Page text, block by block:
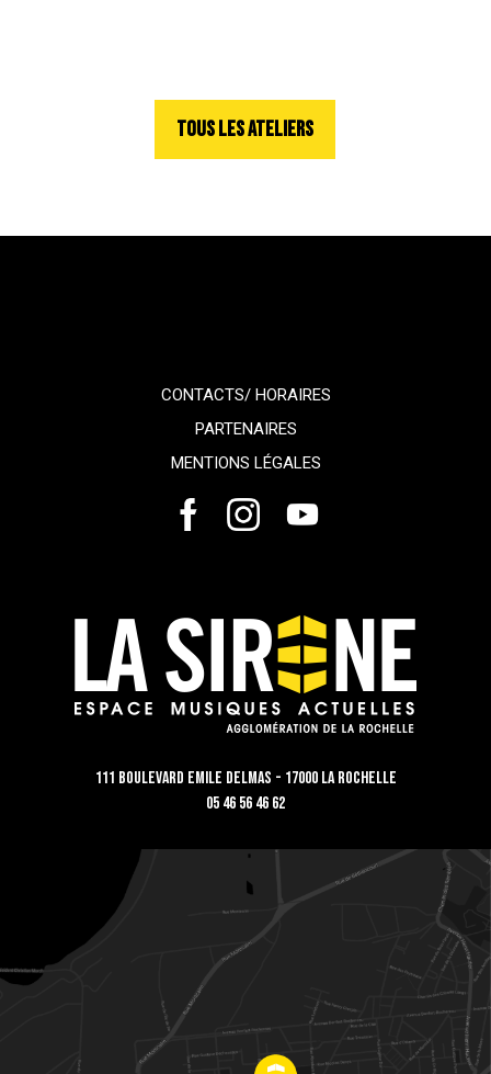
TOUS LES ATELIERS
CONTACTS/ HORAIRES
PARTENAIRES
MENTIONS LÉGALES
111 Boulevard Emile Delmas - 17000 La Rochelle
05 46 56 46 62